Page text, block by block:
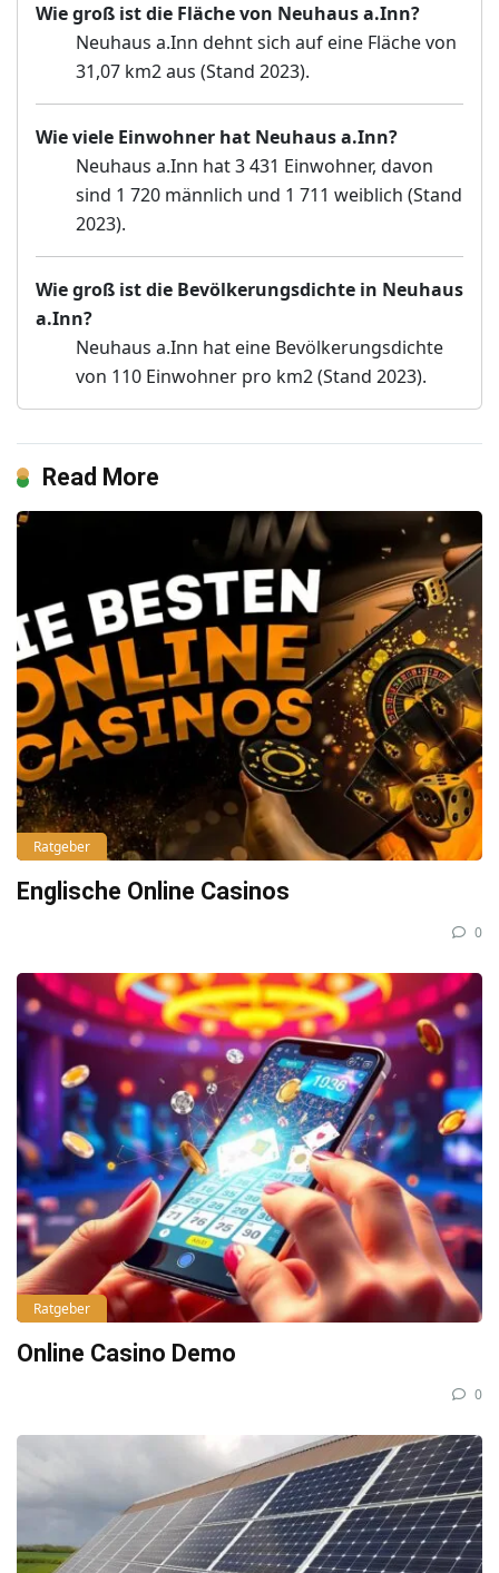
Wie groß ist die Fläche von Neuhaus a.Inn?
Neuhaus a.Inn dehnt sich auf eine Fläche von
31,07 km2 aus (Stand 2023).
Wie viele Einwohner hat Neuhaus a.Inn?
Neuhaus a.Inn hat 3 431 Einwohner, davon
sind 1 720 männlich und 1 711 weiblich (Stand
2023).
Wie groß ist die Bevölkerungsdichte in Neuhaus
a.Inn?
Neuhaus a.Inn hat eine Bevölkerungsdichte
von 110 Einwohner pro km2 (Stand 2023).
Read More
Ratgeber
Englische Online Casinos
0
Ratgeber
Online Casino Demo
0